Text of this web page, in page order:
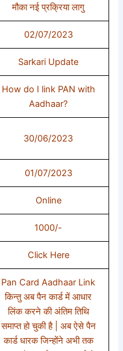
मौका नई प्रक्रिया लागु
02/07/2023
Sarkari Update
How do I link PAN with
Aadhaar?
30/06/2023
01/07/2023
Online
1000/-
Click Here
Pan Card Aadhaar Link
किन्तु अब पैन कार्ड में आधार
लिंक करने की अंतिम तिथि
समाप्त हो चुकी है | अब ऐसे पैन
कार्ड धारक जिन्होंने अभी तक